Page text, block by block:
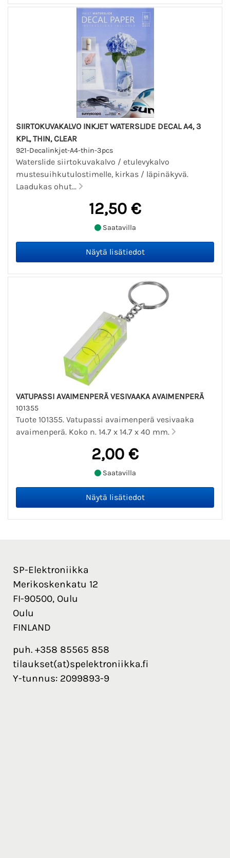
SIIRTOKUVAKALVO INKJET WATERSLIDE DECAL A4, 3
KPL, THIN, CLEAR
921-Decalinkjet-A4-thin-3pcs
Waterslide siirtokuvakalvo / etulevykalvo
mustesuihkutulostimelle, kirkas / läpinäkyvä.
Laadukas ohut...
12,50 €
Saatavilla
VATUPASSI AVAIMENPERÄ VESIVAAKA AVAIMENPERÄ
101355
Tuote 101355. Vatupassi avaimenperä vesivaaka
avaimenperä. Koko n. 14.7 x 14.7 x 40 mm.
2,00 €
Saatavilla
SP-Elektroniikka
Merikoskenkatu 12
FI-90500, Oulu
Oulu
FINLAND
puh. +358 85565 858
tilaukset(at)spelektroniikka.fi
Y-tunnus: 2099893-9